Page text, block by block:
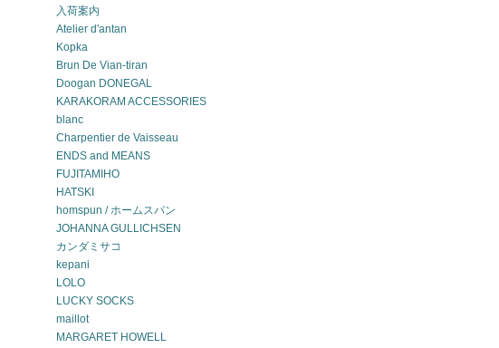
入荷案内
Atelier d'antan
Kopka
Brun De Vian-tiran
Doogan DONEGAL
KARAKORAM ACCESSORIES
blanc
Charpentier de Vaisseau
ENDS and MEANS
FUJITAMIHO
HATSKI
homspun / ホームスパン
JOHANNA GULLICHSEN
カンダミサコ
kepani
LOLO
LUCKY SOCKS
maillot
MARGARET HOWELL